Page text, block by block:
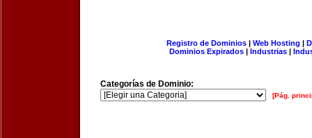
Registro de Dominios| Web Hosting |
Dominios Expirados | Industrias |
Categorías de Dominio:
[Pág.